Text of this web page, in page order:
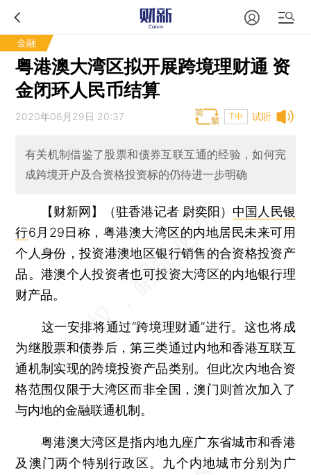
金融
粤港澳大湾区拟开展跨境理财通 资
金闭环人民币结算
试听
2020年06月29日 20:37 T中
有关机制借鉴了股票和债券互联互通的经验，如何完
成跨境开户及合资格投资标的仍待进一步明确
【财新网】（驻香港记者 尉奕阳） 中国人民银
行6月29日称，粤港澳大湾区的内地居民未来可用
个人身份，投资港澳地区银行销售的合资格投资产
品。港澳个人投资者也可投资大湾区的内地银行理
财产品。
这一安排将通过“跨境理财通”进行。这也将成
为继股票和债券后，第三类通过内地和香港互联互
通机制实现的跨境投资产品类别。但此次内地合资
格范围仅限于大湾区而非全国，澳门则首次加入了
与内地的金融联通机制。
粤港澳大湾区是指内地九座广东省城市和香港
及澳门两个特别行政区。九个内地城市分别为广